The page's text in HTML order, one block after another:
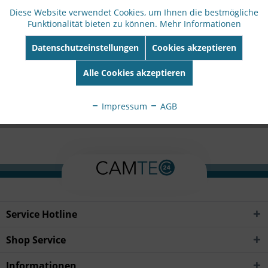
EAN:
7331021082595
Beschreibung
mehr
Bewertungen lesen, schreiben und diskutieren...
Service Hotline
Shop Service
Diese Website verwendet Cookies, um Ihnen die bestmögliche
Funktionalität bieten zu können. Mehr Informationen
Datenschutzeinstellungen Cookies akzeptieren
Alle Cookies akzeptieren
Impressum AGB